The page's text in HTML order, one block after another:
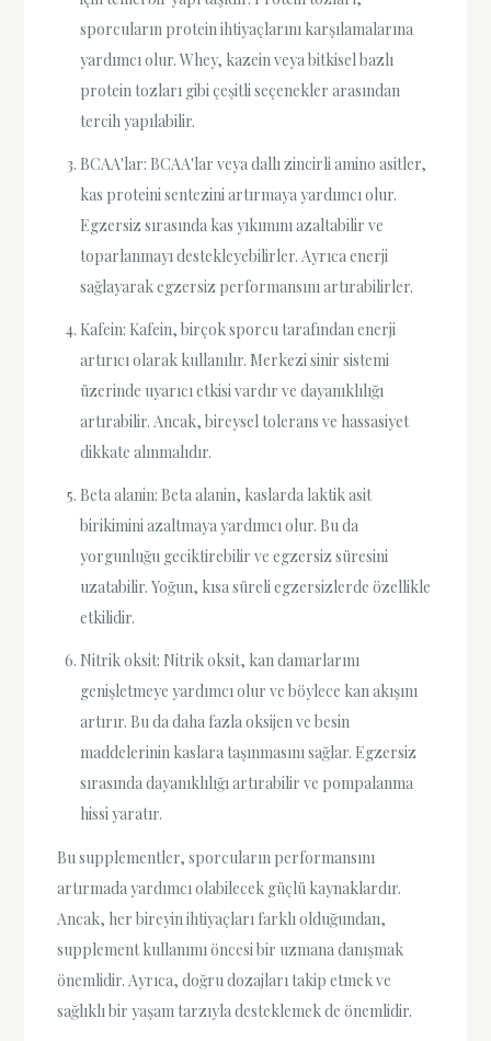
sporcuların protein ihtiyaçlarını karşılamalarına
yardımcı olur. Whey, kazein veya bitkisel bazlı
protein tozları gibi çeşitli seçenekler arasından
tercih yapılabilir.
BCAA'lar: BCAA'lar veya dallı zincirli amino asitler,
kas proteini sentezini artırmaya yardımcı olur.
Egzersiz sırasında kas yıkımını azaltabilir ve
toparlanmayı destekleyebilirler. Ayrıca enerji
sağlayarak egzersiz performansını artırabilirler.
Kafein: Kafein, birçok sporcu tarafından enerji
artırıcı olarak kullanılır. Merkezi sinir sistemi
üzerinde uyarıcı etkisi vardır ve dayanıklılığı
artırabilir. Ancak, bireysel tolerans ve hassasiyet
dikkate alınmalıdır.
Beta alanin: Beta alanin, kaslarda laktik asit
birikimini azaltmaya yardımcı olur. Bu da
yorgunluğu geciktirebilir ve egzersiz süresini
uzatabilir. Yoğun, kısa süreli egzersizlerde özellikle
etkilidir.
Nitrik oksit: Nitrik oksit, kan damarlarını
genişletmeye yardımcı olur ve böylece kan akışını
artırır. Bu da daha fazla oksijen ve besin
maddelerinin kaslara taşınmasını sağlar. Egzersiz
sırasında dayanıklılığı artırabilir ve pompalanma
hissi yaratır.
Bu supplementler, sporcuların performansını
artırmada yardımcı olabilecek güçlü kaynaklardır.
Ancak, her bireyin ihtiyaçları farklı olduğundan,
supplement kullanımı öncesi bir uzmana danışmak
önemlidir. Ayrıca, doğru dozajları takip etmek ve
sağlıklı bir yaşam tarzıyla desteklemek de önemlidir.